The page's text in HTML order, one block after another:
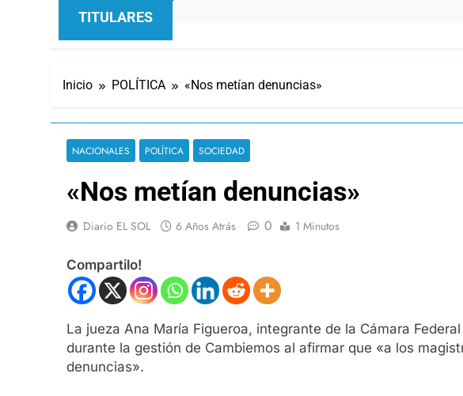
TITULARES
Inicio POLÍTICA «Nos metían denuncias»
NACIONALES POLÍTICA SOCIEDAD
«Nos metían denuncias»
Diario EL SOL 6 Años Atrás 0 1 Minutos
Compartilo!
La jueza Ana María Figueroa, integrante de la Cámara
durante la gestión de Cambiemos al afirmar que «a los
denuncias».